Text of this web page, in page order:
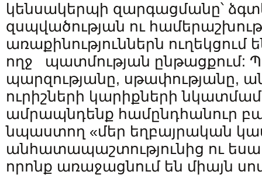
կենսակերպի զարգացմանը՝
զսպվածության ու
առաքինություններն ուղեկցում
ողջ պատմության ընթացքում:
պարզությանը, սթափությանը,
ուրիշների կարիքների
ամրապնդենք համընդհանուր
նպաստող «մեր եղբայրական
անհատապաշտությունից ու
որոնք առաջացնում են միայն